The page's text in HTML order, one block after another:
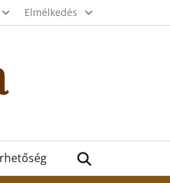
Elmélkedés